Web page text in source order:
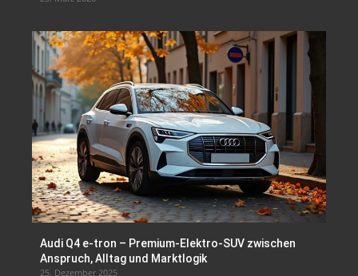
Audi Q4 e-tron – Premium-Elektro-SUV zwischen
Anspruch, Alltag und Marktlogik
25. Dezember 2025